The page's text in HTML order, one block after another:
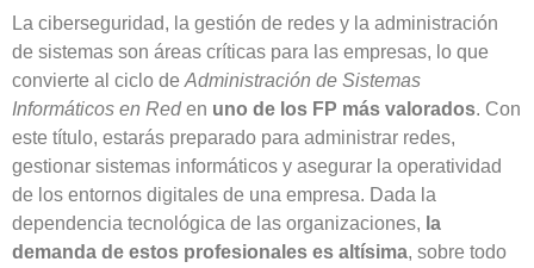
La ciberseguridad, la gestión de redes y la administración
de sistemas son áreas críticas para las empresas, lo que
convierte al ciclo de Administración de Sistemas
Informáticos en Reden uno de los FP más valorados. Con
este título, estarás preparado para administrar redes,
gestionar sistemas informáticos y asegurar la operatividad
de los entornos digitales de una empresa. Dada la
dependencia tecnológica de las organizaciones, la
demanda de estos profesionales es altísima, sobre todo